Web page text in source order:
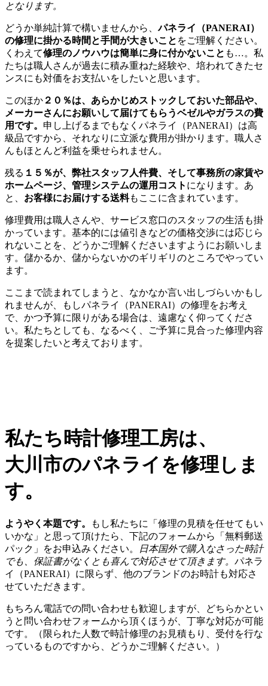
となります。
どうか単純計算で構いませんから、パネライ（PANERAI）
の修理に掛かる時間と手間が大きいこと をご理解ください。
くわえて修理のノウハウは簡単に身に付かないこと も…。私
たちは職人さんが過去に積み重ねた経験や、培われてきたセ
ンスにも対価をお支払いをしたいと思います。
このほか ２０％は、あらかじめストックしておいた部品や、
メーカーさんにお願いして届けてもらうベゼルやガラスの費
用です。 申し上げるまでもなくパネライ（PANERAI）は高
級品ですから、それなりに立派な費用が掛かります。職人さ
んもほとんど利益を乗せられません。
残る １５％が、弊社スタッフ人件費、そして事務所の家賃や
ホームページ、管理システムの運用コスト になります。あ
と、 お客様にお届けする送料もここに含まれています。
修理費用は職人さんや、サービス窓口のスタッフの生活も掛
かっています。基本的には値引きなどの価格交渉には応じら
れないことを、どうかご理解くださいますようにお願いしま
す。儲かるか、儲からないかのギリギリのところでやってい
ます。
ここまで読まれてしまうと、なかなか言い出しづらいかもし
れませんが、もしパネライ（PANERAI）の修理をお考え
で、かつ予算に限りがある場合は、遠慮なく仰ってくださ
い。私たちとしても、なるべく、ご予算に見合った修理内容
を提案したいと考えております。
私たち時計修理工房は、
大川市のパネライを修理しま
す。
ようやく本題です。
もし私たちに「修理の見積を任せてもい
いかな」と思って頂けたら、下記のフォームから「無料郵送
パック」をお申込みください。
日本国外で購入なさった時計
でも、保証書がなくとも喜んで対応させて頂きます。 パネラ
イ（PANERAI）に限らず、他のブランドのお時計も対応さ
せていただきます。
もちろん電話での問い合わせも歓迎しますが、どちらかとい
うと問い合わせフォームから頂くほうが、丁寧な対応が可能
です。（限られた人数で時計修理のお見積もり、受付を行な
っているものですから、どうかご理解ください。）